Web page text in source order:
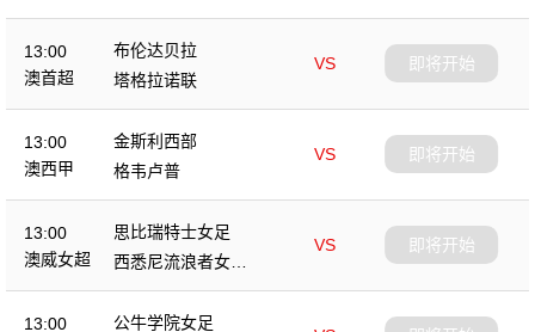
13:00
澳首超
布伦达贝拉
VS
塔格拉诺联
即将开始
13:00
澳西甲
金斯利西部
VS
格韦卢普
即将开始
13:00
澳威女超
思比瑞特士女足
VS
西悉尼流浪者女足
B队
即将开始
13:00 公牛学院女足